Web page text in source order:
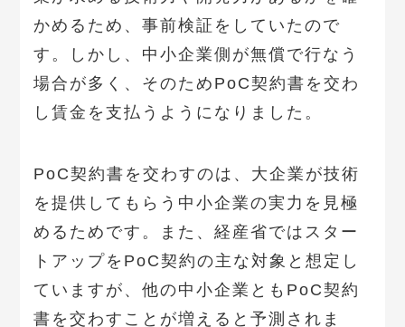
かめるため、事前検証をしていたので
す。しかし、中小企業側が無償で行なう
場合が多く、そのためPoC契約書を交わ
し賃金を支払うようになりました。
PoC契約書を交わすのは、大企業が技術
を提供してもらう中小企業の実力を見極
めるためです。また、経産省ではスター
トアップをPoC契約の主な対象と想定し
ていますが、他の中小企業ともPoC契約
書を交わすことが増えると予測されま